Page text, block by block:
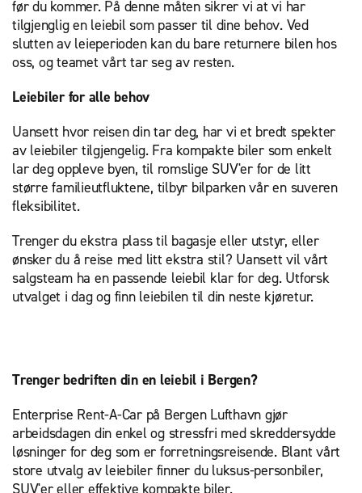
før du kommer. På denne måten sikrer vi at vi har
tilgjenglig en leiebil som passer til dine behov. Ved
slutten av leieperioden kan du bare returnere bilen hos
oss, og teamet vårt tar seg av resten.
Leiebiler for alle behov
Uansett hvor reisen din tar deg, har vi et bredt spekter
av leiebiler tilgjengelig. Fra kompakte biler som enkelt
lar deg oppleve byen, til romslige SUV'er for de litt
større familieutfluktene, tilbyr bilparken vår en suveren
fleksibilitet.
Trenger du ekstra plass til bagasje eller utstyr, eller
ønsker du å reise med litt ekstra stil? Uansett vil vårt
salgsteam ha en passende leiebil klar for deg. Utforsk
utvalget i dag og finn leiebilen til din neste kjøretur.
Trenger bedriften din en leiebil i Bergen?
Enterprise Rent-A-Car på Bergen Lufthavn gjør
arbeidsdagen din enkel og stressfri med skreddersydde
løsninger for deg som er forretningsreisende. Blant vårt
store utvalg av leiebiler finner du luksus-personbiler,
SUV'er eller effektive kompakte biler.